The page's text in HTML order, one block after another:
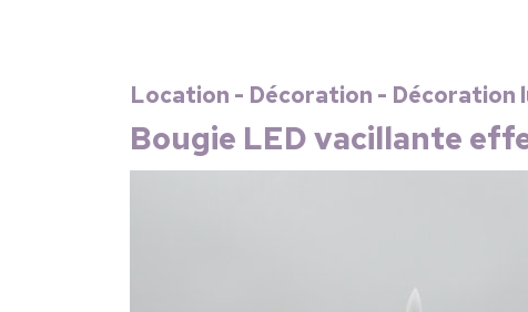
Location - Décoration - Décoration
Bougie LED vacillante